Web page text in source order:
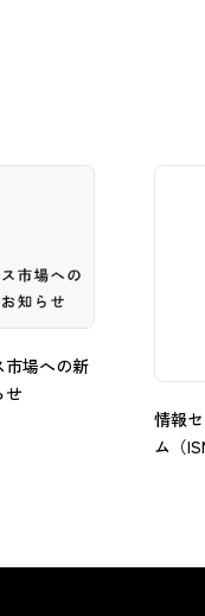
市場への新
せ
情報
ム（